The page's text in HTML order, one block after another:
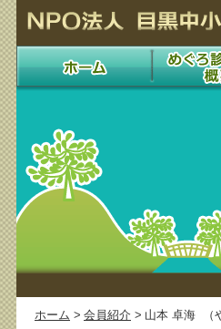
ホーム > 会員紹介 > 山本 卓海 （